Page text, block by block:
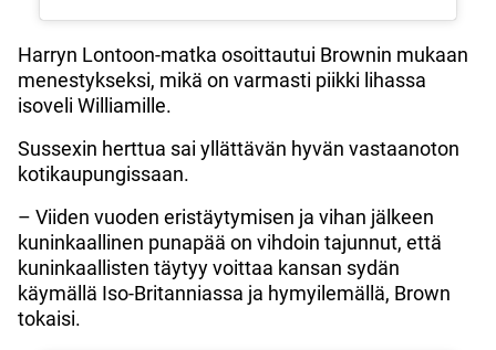
Harryn Lontoon-matka osoittautui Brownin mukaan
menestykseksi, mikä on varmasti piikki lihassa
isoveli Williamille.
Sussexin herttua sai yllättävän hyvän vastaanoton
kotikaupungissaan.
– Viiden vuoden eristäytymisen ja vihan jälkeen
kuninkaallinen punapää on vihdoin tajunnut, että
kuninkaallisten täytyy voittaa kansan sydän
käymällä Iso-Britanniassa ja hymyilemällä, Brown
tokaisi.